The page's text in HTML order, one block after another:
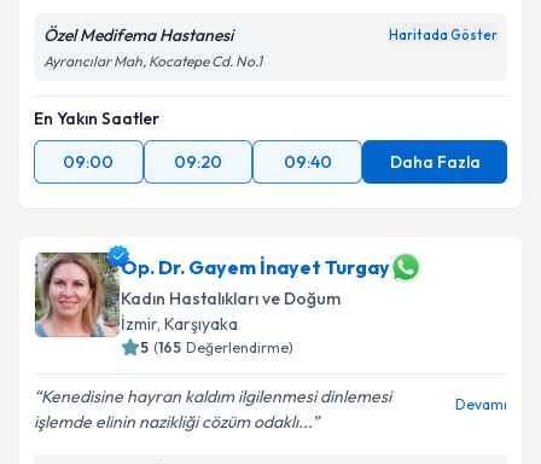
Özel Medifema Hastanesi Haritada Göster
Ayrancılar Mah, Kocatepe Cd. No.1
En Yakın Saatler
09:00
09:20 09:40 Daha Fazla
Op. Dr. Gayem İnayet Turgay
Kadın Hastalıkları ve Doğum
İzmir, Karşıyaka
5 (165 Değerlendirme)
Kenedisine hayran kaldım ilgilenmesi dinlemesi
işlemde elinin nazikliği cözüm odaklı...
Devamı